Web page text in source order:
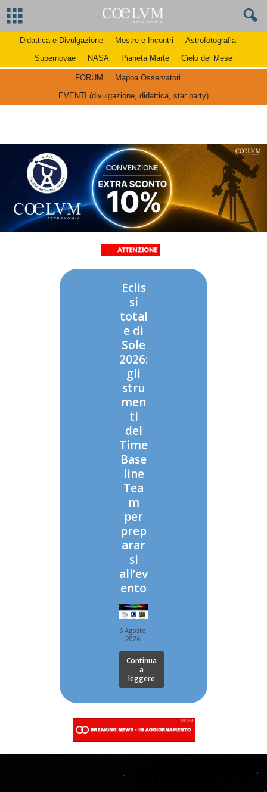
Didattica e Divulgazione Mostre e Incontri
Astrofotografia
Supernovae
NASA Pianeta Marte Cielo del Mese
FORUM
Mappa Osservatori
EVENTI (divulgazione, didattica, star party)
Eclis
si
total
e di
Sole
2026:
gli
stru
men
ti
del
Time
Base
line
Tea
m
per
prep
arar
si
all’ev
ento
6 Agosto
2026
Continua
a
leggere